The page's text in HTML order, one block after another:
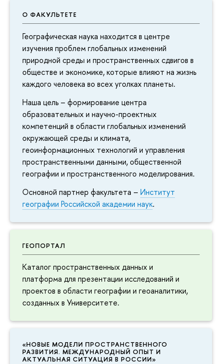
О ФАКУЛЬТЕТЕ
Географическая наука находится в центре
изучения проблем глобальных изменений
природной среды и пространственных сдвигов в
обществе и экономике, которые влияют на жизнь
каждого человека во всех уголках планеты.
Наша цель – формирование центра
образовательных и научно-проектных
компетенций в области глобальных изменений
окружающей среды и климата,
геоинформационных технологий и управления
пространственными данными, общественной
географии и пространственного моделирования.
Основной партнер факультета – Институт
географии Российской академии наук.
ГЕОПОРТАЛ
Каталог пространственных данных и
платформа для презентации исследований и
проектов в области географии и геоаналитики,
созданных в Университете.
«НОВЫЕ МОДЕЛИ ПРОСТРАНСТВЕННОГО
РАЗВИТИЯ. МЕЖДУНАРОДНЫЙ ОПЫТ И
АКТУАЛЬНАЯ СИТУАЦИЯ В РОССИИ»